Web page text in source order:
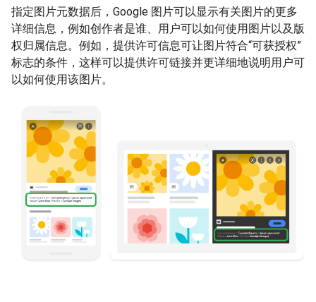
指定图片元数据后，Google 图片可以显示有关图片的更多
详细信息，例如创作者是谁、用户可以如何使用图片以及版
权归属信息。例如，提供许可信息可让图片符合“可获授权”
标志的条件，这样可以提供许可链接并更详细地说明用户可
以如何使用该图片。